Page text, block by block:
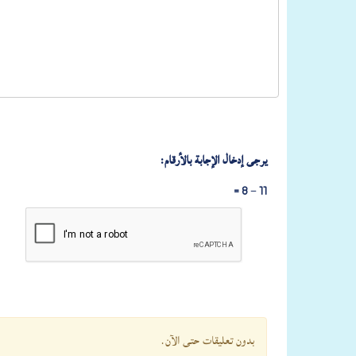
يرجى إدخال الإجابة بالأرقام:
11 − 8 =
بدون تعليقات حتى الآن.